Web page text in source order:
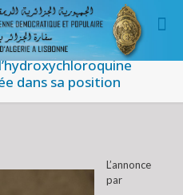
dans sa position
L’annonce
par